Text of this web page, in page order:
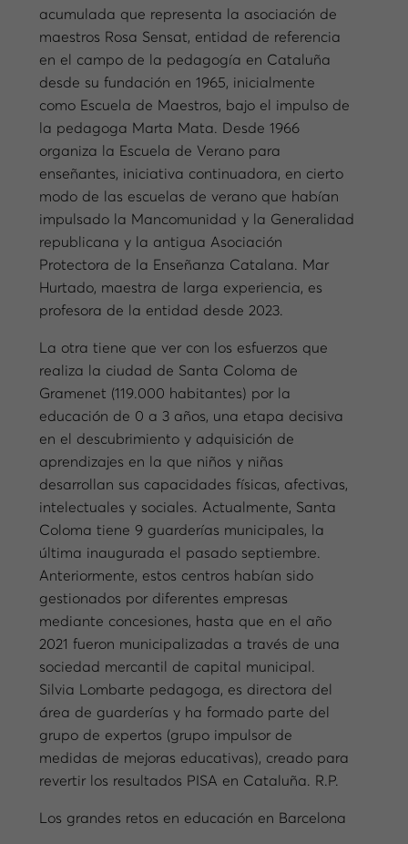
acumulada que representa la asociación de
maestros Rosa Sensat, entidad de referencia
en el campo de la pedagogía en Cataluña
desde su fundación en 1965, inicialmente
como Escuela de Maestros, bajo el impulso de
la pedagoga Marta Mata. Desde 1966
organiza la Escuela de Verano para
enseñantes, iniciativa continuadora, en cierto
modo de las escuelas de verano que habían
impulsado la Mancomunidad y la Generalidad
republicana y la antigua Asociación
Protectora de la Enseñanza Catalana. Mar
Hurtado, maestra de larga experiencia, es
profesora de la entidad desde 2023.
La otra tiene que ver con los esfuerzos que
realiza la ciudad de Santa Coloma de
Gramenet (119.000 habitantes) por la
educación de 0 a 3 años, una etapa decisiva
en el descubrimiento y adquisición de
aprendizajes en la que niños y niñas
desarrollan sus capacidades físicas, afectivas,
intelectuales y sociales. Actualmente, Santa
Coloma tiene 9 guarderías municipales, la
última inaugurada el pasado septiembre.
Anteriormente, estos centros habían sido
gestionados por diferentes empresas
mediante concesiones, hasta que en el año
2021 fueron municipalizadas a través de una
sociedad mercantil de capital municipal.
Silvia Lombarte pedagoga, es directora del
área de guarderías y ha formado parte del
grupo de expertos (grupo impulsor de
medidas de mejoras educativas), creado para
revertir los resultados PISA en Cataluña. R.P.
Los grandes retos en educación en Barcelona